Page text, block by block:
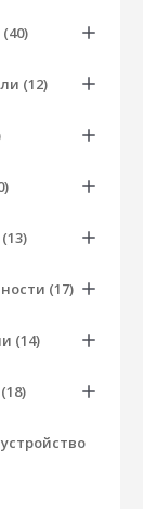
(12)
(17)
(14)